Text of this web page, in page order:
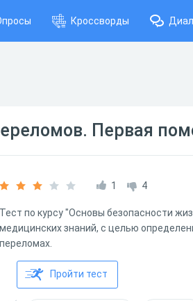
Кроссворды
Первая
1 4
Тест по курсу "Основы безопасности
медицинских знаний, с целью
переломах.
Пройти тест